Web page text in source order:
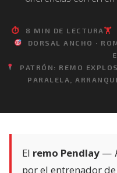
⏱ 8 MIN DE LECTURA 🏋️
DORSAL ANCHO ·
PATRÓN: REMO
PARALELA,
El remo Pendlay —
por el entrenador